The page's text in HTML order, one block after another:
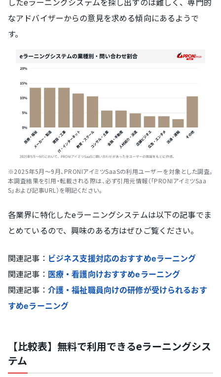
なアドバイザーからの意見を求める傾向にあるようで
す。
※2025年5月～9月、PRONIアイミツSaaSの利用ユーザーを対象とした調査。
本調査結果を引用・転載される際は、必ず引用元情報（「PRONIアイミツSaa
S」および記事URL）を明記ください。
各業界に特化したeラーニングシステムは以下の記事でま
とめているので、興味のある方はぜひご覧ください。
関連記事： ビジネス支援対応のおすすめeラーニング
関連記事： 医療・看護向けおすすめeラーニング
関連記事： 介護・福祉職員向けの研修が受けられるおす
すめeラーニング
【比較表】無料で利用できるeラーニングシス
テム